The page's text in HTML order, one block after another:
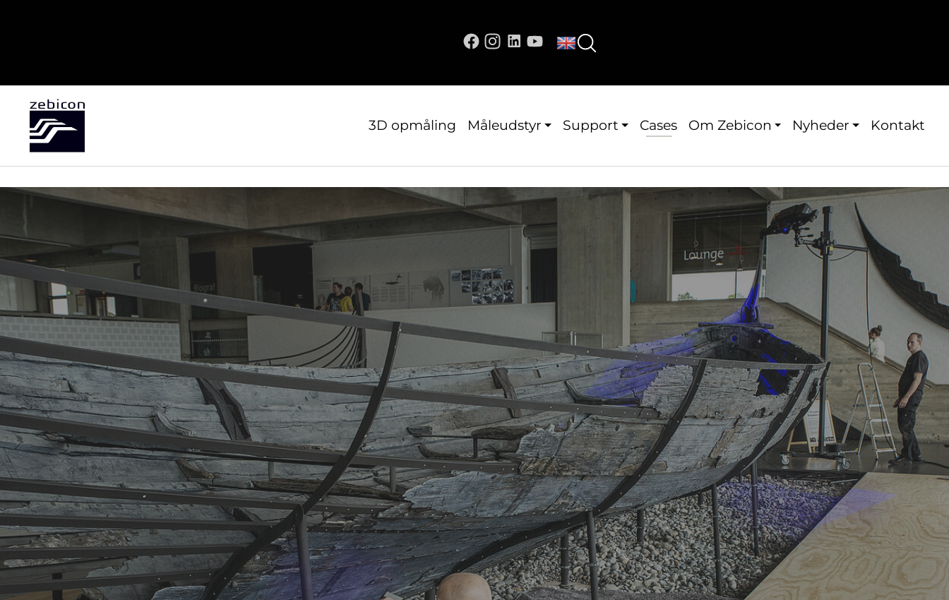
3D opmåling Måleudstyr Support Cases Om Zebicon Nyheder Kontakt